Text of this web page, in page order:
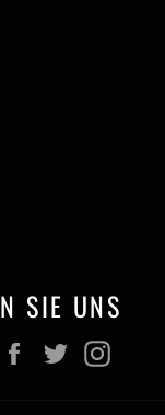
SIE UNS
Facebook
Twitter